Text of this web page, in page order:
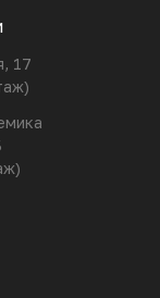
17